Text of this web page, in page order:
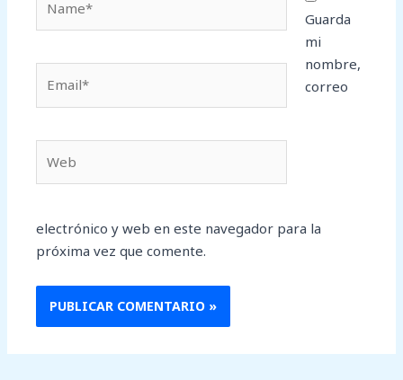
Guarda
mi
nombre,
correo
electrónico y web en este navegador para la
próxima vez que comente.